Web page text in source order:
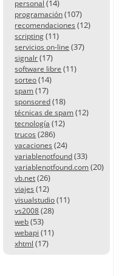
personal (14)
programación (107)
recomendaciones (12)
scripting (11)
servicios on-line (37)
signalr (17)
software libre (11)
sorteo (14)
spam (17)
sponsored (18)
técnicas de spam (12)
tecnología (12)
trucos (286)
vacaciones (24)
variablenotfound (33)
variablenotfound.com (20)
vb.net (26)
viajes (12)
visualstudio (11)
vs2008 (28)
web (53)
webapi (11)
xhtml (17)